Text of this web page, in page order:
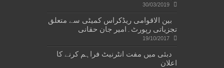
30/03/2019
بین الاقوامی ریڈکراس کمیٹی سے متعلق
تجزیاتی رپورٹ۔امیر جان حقانی
19/10/2017
دبئی میں مفت انٹرنیٹ فراہم کرنے کا
اعلان